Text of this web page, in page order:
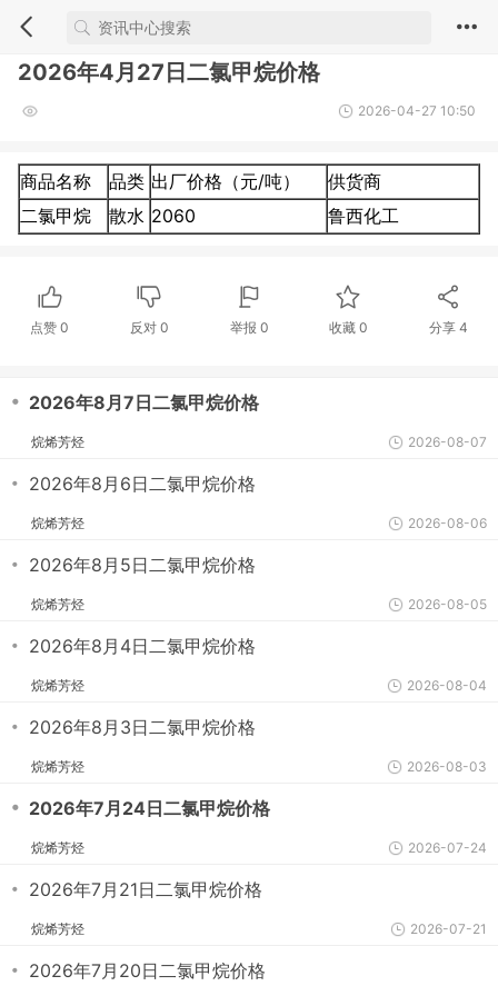
2026年4月27日二氯甲烷价格
2026-04-27 10:50
商品名称 品类 出厂价格（元/吨）
供货商
二氯甲烷
散水 2060 鲁西化工
点赞0 反对 0 举报 0 收藏 0 分享 4
・ 2026年8月7日二氯甲烷价格
烷烯芳烃 2026-08-07
・ 2026年8月6日二氯甲烷价格
烷烯芳烃 2026-08-06
・ 2026年8月5日二氯甲烷价格
烷烯芳烃 2026-08-05
・ 2026年8月4日二氯甲烷价格
烷烯芳烃 2026-08-04
・ 2026年8月3日二氯甲烷价格
烷烯芳烃 2026-08-03
・ 2026年7月24日二氯甲烷价格
烷烯芳烃 2026-07-24
・ 2026年7月21日二氯甲烷价格
烷烯芳烃 2026-07-21
・ 2026年7月20日二氯甲烷价格